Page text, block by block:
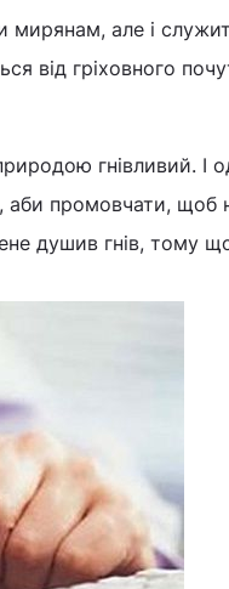
мирянам, але і
від гріховного
гнівливий. І
аби промовчати, щоб
душив гнів, тому